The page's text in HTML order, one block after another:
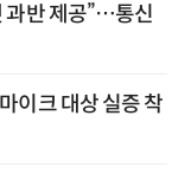
과반 제공”…통신
이크 대상 실증 착